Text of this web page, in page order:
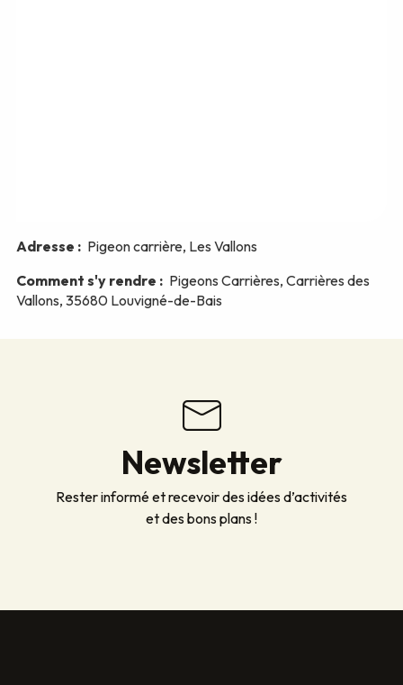
Newsletter
Rester informé et recevoir des idées d’activités
et des bons plans !